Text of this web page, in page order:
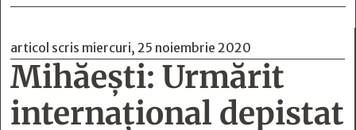
articol scris miercuri, 25 noiembrie 2020
Mihăești: Urmărit
internațional depistat